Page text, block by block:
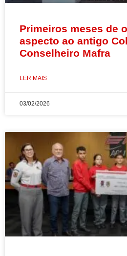
Primeiros meses de
aspecto ao antigo
Conselheiro Mafra
LER MAIS
03/02/2026